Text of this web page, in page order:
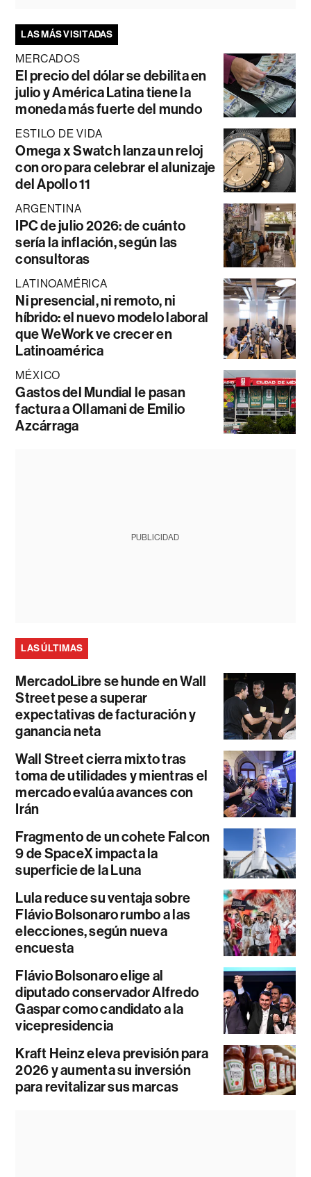
LAS MÁS VISITADAS
MERCADOS
El precio del dólar se debilita en
julio y América Latina tiene la
moneda más fuerte del mundo
ESTILO DE VIDA
Omega x Swatch lanza un reloj
con oro para celebrar el alunizaje
del Apollo 11
ARGENTINA
IPC de julio 2026: de cuánto
sería la inflación, según las
consultoras
LATINOAMÉRICA
Ni presencial, ni remoto, ni
híbrido: el nuevo modelo laboral
que WeWork ve crecer en
Latinoamérica
MÉXICO
Gastos del Mundial le pasan
factura a Ollamani de Emilio
Azcárraga
PUBLICIDAD
LAS ÚLTIMAS
MercadoLibre se hunde en Wall
Street pese a superar
expectativas de facturación y
ganancia neta
Wall Street cierra mixto tras
toma de utilidades y mientras el
mercado evalúa avances con
Irán
Fragmento de un cohete Falcon
9 de SpaceX impacta la
superficie de la Luna
Lula reduce su ventaja sobre
Flávio Bolsonaro rumbo a las
elecciones, según nueva
encuesta
Flávio Bolsonaro elige al
diputado conservador Alfredo
Gaspar como candidato a la
vicepresidencia
Kraft Heinz eleva previsión para
2026 y aumenta su inversión
para revitalizar sus marcas